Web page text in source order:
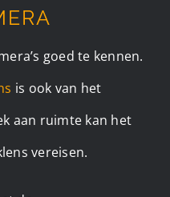
goed te kennen.
is ook van het
aan ruimte kan het
vereisen.